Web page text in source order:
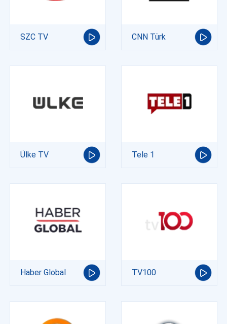
SZC TV CNN Türk
Ülke TV Tele 1
Haber Global TV100